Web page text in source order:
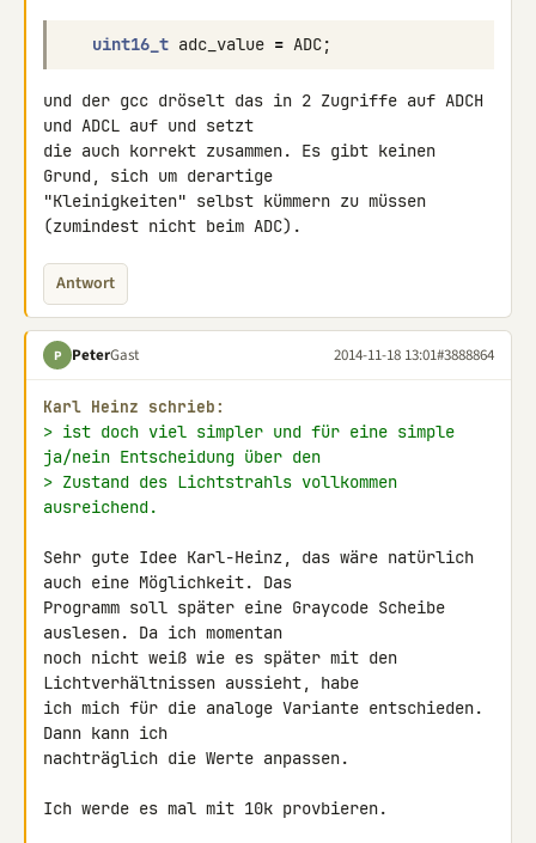
uint16_t adc_value = ADC;
und der gcc dröselt das in 2 Zugriffe auf ADCH
und ADCL auf und setzt
die auch korrekt zusammen. Es gibt keinen
Grund, sich um derartige
"Kleinigkeiten" selbst kümmern zu müssen
(zumindest nicht beim ADC).
Antwort
P PeterGast 2014-11-18 13:01#3888864
Karl Heinz schrieb:
> ist doch viel simpler und für eine simple
ja/nein Entscheidung über den
> Zustand des Lichtstrahls vollkommen
ausreichend.
Sehr gute Idee Karl-Heinz, das wäre natürlich
auch eine Möglichkeit. Das
Programm soll später eine Graycode Scheibe
auslesen. Da ich momentan
noch nicht weiß wie es später mit den
Lichtverhältnissen aussieht, habe
ich mich für die analoge Variante entschieden.
Dann kann ich
nachträglich die Werte anpassen.
Ich werde es mal mit 10k provbieren.